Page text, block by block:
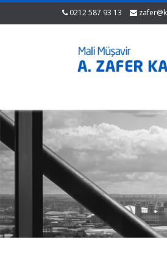
0212 587 93 13